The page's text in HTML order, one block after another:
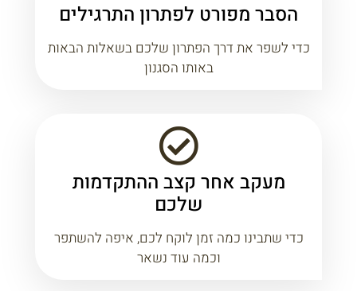
הסבר מפורט לפתרון התרגילים
כדי לשפר את דרך הפתרון שלכם בשאלות הבאות
באותו הסגנון
מעקב אחר קצב ההתקדמות
שלכם
כדי שתבינו כמה זמן לוקח לכם, איפה להשתפר
וכמה עוד נשאר